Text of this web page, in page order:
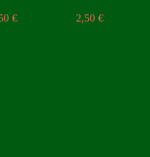
€ 2,50€